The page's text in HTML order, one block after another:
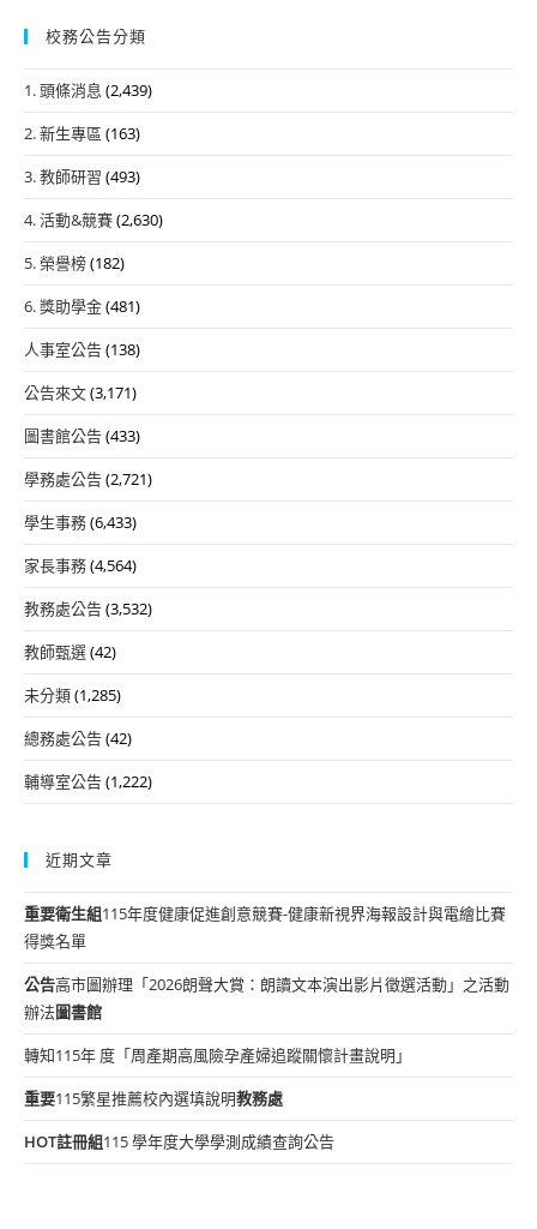
校務公告分類
1. 頭條消息 (2,439)
2. 新生專區 (163)
3. 教師研習 (493)
4. 活動&競賽(2,630)
5. 榮譽榜(182)
6. 獎助學金(481)
人事室公告(138)
公告來文(3,171)
圖書館公告(433)
學務處公告(2,721)
學生事務(6,433)
家長事務(4,564)
教務處公告(3,532)
教師甄選(42)
未分類(1,285)
總務處公告(42)
輔導室公告(1,222)
近期文章
重要衛生組115年度健康促進創意競賽-健康新視界海報設計與電繪比賽
得獎名單
公告高市圖辦理「2026朗聲大賞：朗讀文本演出影片徵選活動」之活動
辦法圖書館
轉知115年 度「周產期高風險孕產婦追蹤關懷計畫說明」
重要115繁星推薦校內選填說明教務處
HOT註冊組115 學年度大學學測成績查詢公告